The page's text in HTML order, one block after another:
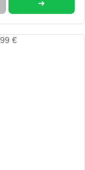
➜